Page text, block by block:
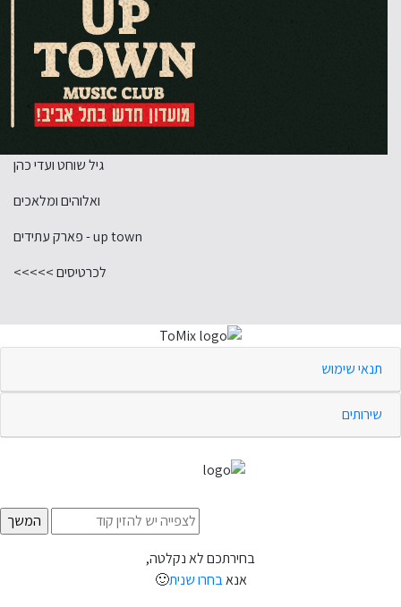
גיל שוחט ועדי כהן
ואלוהים ומלאכים
up town - פארק עתידים
לכרטיסים >>>>>
תנאי שימוש
שירותים
בחירתכם לא נקלטה,
אנאבחרו שנית🙂